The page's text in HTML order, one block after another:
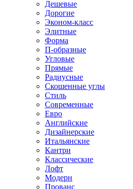
Дешевые
Дорогие
Эконом-класс
Элитные
Форма
П-образные
Угловые
Прямые
Радиусные
Скошенные углы
Стиль
Современные
Евро
Английские
Дизайнерские
Итальянские
Кантри
Классические
Лофт
Модерн
Прованс